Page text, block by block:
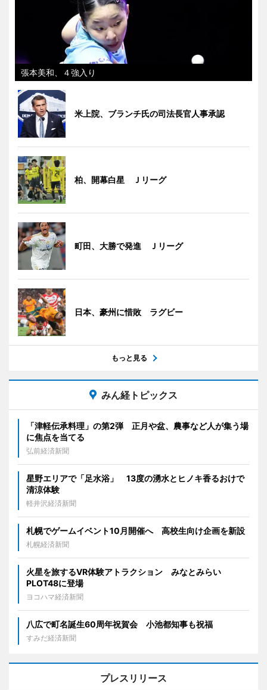
張本美和、４強入り
米上院、ブランチ氏の司法長官人事承認
柏、開幕白星 Ｊリーグ
町田、大勝で発進 Ｊリーグ
日本、豪州に惜敗 ラグビー
もっと見る
みん経トピックス
「津軽伝承料理」の第2弾 正月や盆、農事など人が集う場
に焦点を当てる
弘前経済新聞
星野エリアで「足水浴」 13度の湧水とヒノキ香るおけで
清涼体験
軽井沢経済新聞
札幌でゲームイベント10月開催へ 高校生向け企画を新設
札幌経済新聞
火星を旅するVR体験アトラクション みなとみらい
PLOT48に登場
ヨコハマ経済新聞
八広で町名誕生60周年祝賀会 小池都知事も祝福
すみだ経済新聞
プレスリリース